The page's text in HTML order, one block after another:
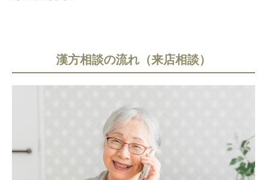
漢方相談の流れ（来店相談）